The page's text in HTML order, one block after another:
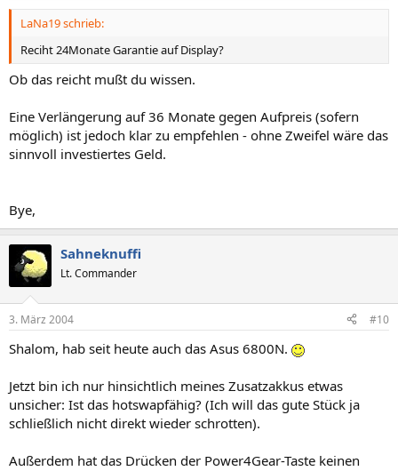
LaNa19 schrieb:
Reciht 24Monate Garantie auf Display?
Ob das reicht mußt du wissen.
Eine Verlängerung auf 36 Monate gegen Aufpreis (sofern
möglich) ist jedoch klar zu empfehlen - ohne Zweifel wäre das
sinnvoll investiertes Geld.
Bye,
Sahneknuffi
Lt. Commander
3. März 2004 #10
Shalom, hab seit heute auch das Asus 6800N.
Jetzt bin ich nur hinsichtlich meines Zusatzakkus etwas
unsicher: Ist das hotswapfähig? (Ich will das gute Stück ja
schließlich nicht direkt wieder schrotten).
Außerdem hat das Drücken der Power4Gear-Taste keinen